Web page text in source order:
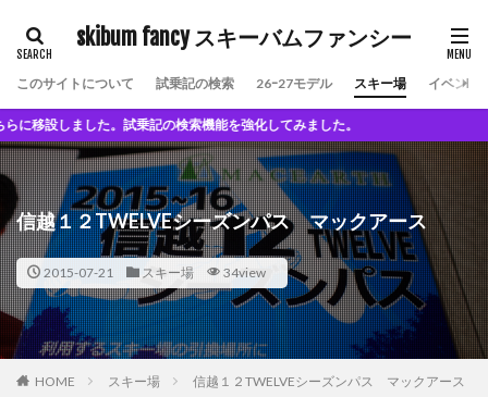
skibum fancy スキーバムファンシー
このサイトについて 試乗記の検索 26ｰ27モデル スキー場 イベント
た。試乗記の検索機能を強化してみました。
信越１２TWELVEシーズンパス マックアース
2015-07-21 スキー場 34view
HOME スキー場 信越１２TWELVEシーズンパス マックアース